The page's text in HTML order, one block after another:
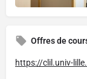
Offres de
https://clil.univ-